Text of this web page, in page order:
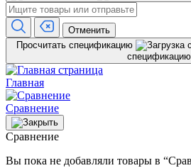
Отменить
Просчитать спецификацию
спецификацию
Главная
Сравнение
Сравнение
Вы пока не добавляли товары в